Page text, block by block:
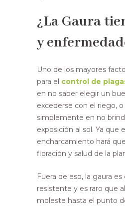
¿La Gaura
y
Uno de los mayores
para el control de
en no saber elegir un
excederse con el riego, o
simplemente en no
exposición al sol. Ya que
encharcamiento hará
floración y salud de la
Fuera de eso, la gaura
resistente y es raro que
moleste hasta el punto